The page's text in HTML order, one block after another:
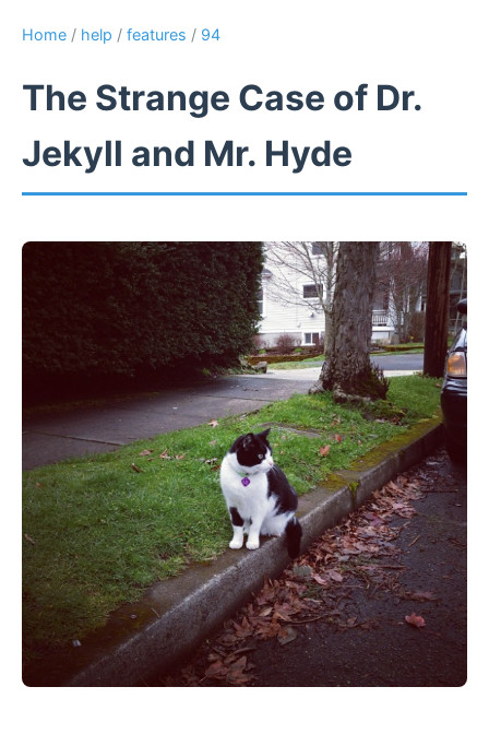
Home / help / features / 94
The Strange Case of Dr.
Jekyll and Mr. Hyde